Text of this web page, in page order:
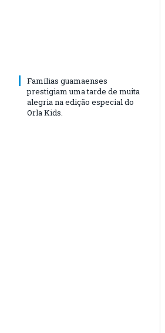
Famílias guamaenses
prestigiam uma tarde de muita
alegria na edição especial do
Orla Kids.